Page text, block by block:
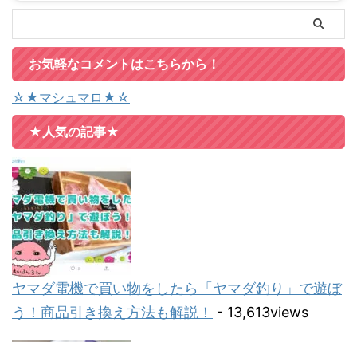
お気軽なコメントはこちらから！
☆★マシュマロ★☆
★人気の記事★
ヤマダ電機で買い物をしたら「ヤマダ釣り」で遊ぼ
う！商品引き換え方法も解説！
- 13,613views